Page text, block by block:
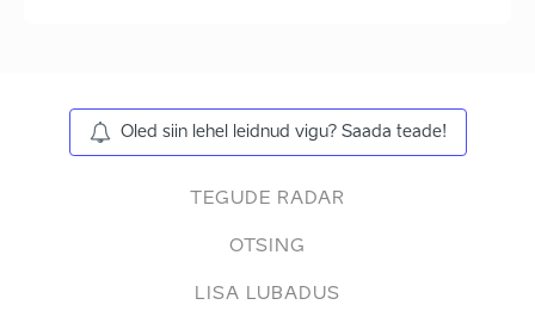
Oled siin lehel leidnud vigu? Saada teade!
TEGUDE RADAR
OTSING
LISA LUBADUS